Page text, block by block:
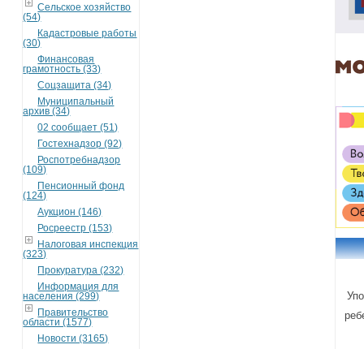
Сельское хозяйство
(54)
Кадастровые работы
(30)
Финансовая
грамотность (33)
Соцзащита (34)
Муниципальный
архив (34)
02 сообщает (51)
Гостехнадзор (92)
Роспотребнадзор
(109)
Пенсионный фонд
(124)
Аукцион (146)
Росреестр (153)
Налоговая инспекция
(323)
Прокуратура (232)
Информация для
населения (299)
Правительство
области (1577)
Новости (3165)